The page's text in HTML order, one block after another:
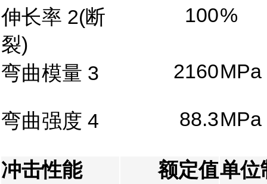
伸长率 2(断
裂)
100%
弯曲模量 3 2160MPa
弯曲强度 4 88.3MPa
冲击性能 额定值单位